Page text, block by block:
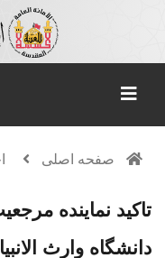
صفحه اصلی
تاکید نماینده
دانشگاه وارث